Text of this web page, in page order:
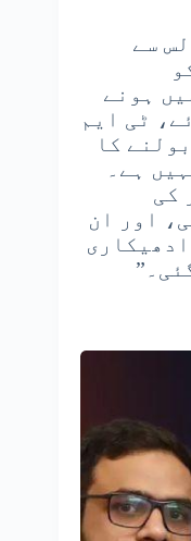
سے
پرگنہ میں ہونے
ٹی ایم
کا
ہے۔
کی
اور ان